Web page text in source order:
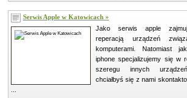
Serwis Apple w Katowicach »
Jako serwis apple
reperacją urządzeń
komputerami. Natomiast
iphone specjalizujemy się w
szeregu innych
chciałbyś się z nami